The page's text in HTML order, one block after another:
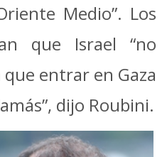
Medio”. Los
que Israel “no
entrar en Gaza
dijo Roubini.